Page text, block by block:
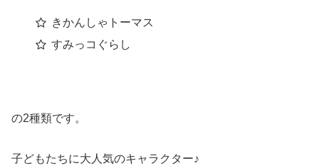
きかんしゃトーマス
すみっコぐらし
の2種類です。
子どもたちに大人気のキャラクター♪